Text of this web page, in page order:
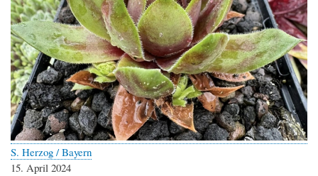
S. Herzog / Bayern
15. April 2024